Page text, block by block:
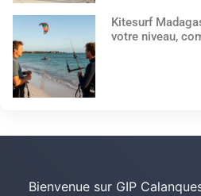
Kitesurf
votre niveau,
Bienvenue sur GIP